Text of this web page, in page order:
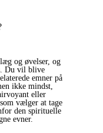
og øvelser, og
Du vil blive
emner på
ikke mindst,
eller
vælger at tage
den spirituelle
evner.